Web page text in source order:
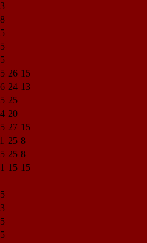
26 15
24 13
25
20
27 15
25 8
25 8
15 15